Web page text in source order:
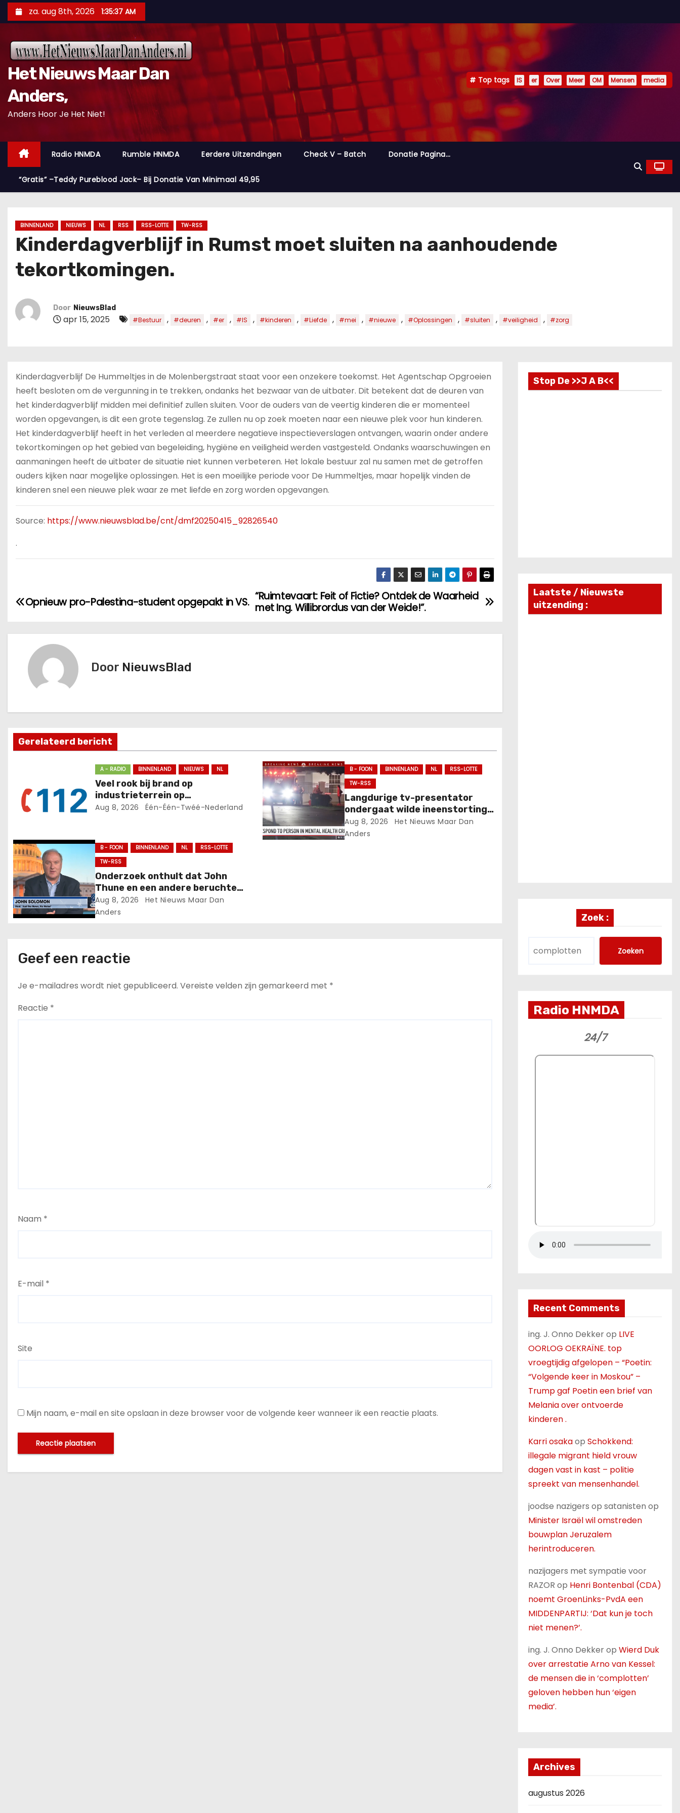
o
n
za. aug 8th, 2026 1:35:38 AM
Het Nieuws Maar Dan
Anders,
Anders Hoor Je Het Niet!
Top tags IS er Over Meer OM Mensen media
Radio HNMDA Rumble HNMDA Eerdere Uitzendingen Check V – Batch Donatie Pagina…
“Gratis” –Teddy Pureblood Jack– Bij Donatie Van Minimaal 49,95
BINNENLAND NIEUWS NL RSS RSS-LOTTE TW-RSS
Kinderdagverblijf in Rumst moet sluiten na aanhoudende
tekortkomingen.
Door NieuwsBlad
apr 15, 2025 #Bestuur , #deuren , #er , #IS , #kinderen , #Liefde , #mei , #nieuwe , #Oplossingen , #sluiten , #veiligheid , #zorg
Kinderdagverblijf De Hummeltjes in de Molenbergstraat staat voor een onzekere toekomst. Het Agentschap Opgroeien
heeft besloten om de vergunning in te trekken, ondanks het bezwaar van de uitbater. Dit betekent dat de deuren van
het kinderdagverblijf midden mei definitief zullen sluiten. Voor de ouders van de veertig kinderen die er momenteel
worden opgevangen, is dit een grote tegenslag. Ze zullen nu op zoek moeten naar een nieuwe plek voor hun kinderen.
Het kinderdagverblijf heeft in het verleden al meerdere negatieve inspectieverslagen ontvangen, waarin onder andere
tekortkomingen op het gebied van begeleiding, hygiëne en veiligheid werden vastgesteld. Ondanks waarschuwingen en
aanmaningen heeft de uitbater de situatie niet kunnen verbeteren. Het lokale bestuur zal nu samen met de getroffen
ouders kijken naar mogelijke oplossingen. Het is een moeilijke periode voor De Hummeltjes, maar hopelijk vinden de
kinderen snel een nieuwe plek waar ze met liefde en zorg worden opgevangen.
Source: https://www.nieuwsblad.be/cnt/dmf20250415_92826540
.
B
t
n
v
a
t
i
e
“Ruimtevaart: Feit of Fictie? Ontdek de Waarheid
met Ing. Willibrordus van der Weide!”.
Opnieuw pro-Palestina-student opgepakt in VS.
Door NieuwsBlad
Gerelateerd bericht
A - RADIO BINNENLAND NIEUWS NL
Veel rook bij brand op
industrieterrein op
industrieterrein bij
Aug 8, 2026 Één-Één-Twéé-Nederland
B - FOON BINNENLAND NL
RSS-LOTTE
TW-RSS
Langdurige tv-presentator
ondergaat wilde ineenstorting
live op tv.
Aug 8, 2026
Het Nieuws Maar Dan
Anders
B - FOON BINNENLAND NL
RSS-LOTTE
TW-RSS
Onderzoek onthult dat John
Thune en een andere beruchte
RINO naar verluidt kritisch
onderzoek naar de Deep State
Aug 8, 2026
Het Nieuws Maar Dan
Anders
Geef een reactie
Je e-mailadres wordt niet gepubliceerd. Vereiste velden zijn gemarkeerd met *
Reactie *
Naam *
E-mail *
Site
Mijn naam, e-mail en site opslaan in deze browser voor de volgende keer wanneer ik een reactie plaats.
Stop De >>J A B<<
Laatste / Nieuwste
uitzending :
Zoek :
Zoeken
Radio HNMDA
24/7
Recent Comments
ing. J. Onno Dekkerop LIVE
OORLOG OEKRAÏNE. top
vroegtijdig afgelopen – “Poetin:
“Volgende keer in Moskou” –
Trump gaf Poetin een brief van
Melania over ontvoerde
kinderen .
Karri osakaop Schokkend:
illegale migrant hield vrouw
dagen vast in kast – politie
spreekt van mensenhandel.
joodse nazigers op satanisten op
Minister Israël wil omstreden
bouwplan Jeruzalem
herintroduceren.
nazijagers met sympatie voor
RAZOR op Henri Bontenbal (CDA)
noemt GroenLinks-PvdA een
MIDDENPARTIJ: ‘Dat kun je toch
niet menen?’.
ing. J. Onno Dekkerop Wierd Duk
over arrestatie Arno van Kessel:
de mensen die in ‘complotten’
geloven hebben hun ‘eigen
media’.
Archives
augustus 2026